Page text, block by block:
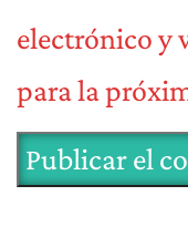
electrónico y
para la